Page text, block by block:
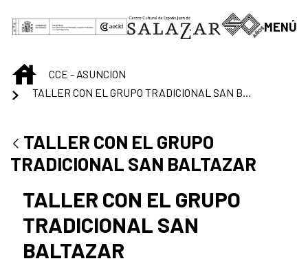
Saut au contenu principal
MENÚ
INICIOCCE - ASUNCION
TALLER CON EL GRUPO
TRADICIONAL SAN BALTAZAR
TALLER CON EL GRUPO
TRADICIONAL SAN
BALTAZAR